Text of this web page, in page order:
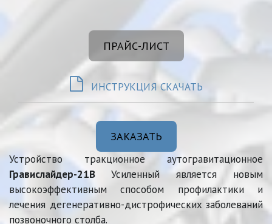
ПРАЙС-ЛИСТ
ИНСТРУКЦИЯ СКАЧАТЬ
ЗАКАЗАТЬ
Устройство тракционное аутогравитационное
Гравислайдер-21ВУсиленный является новым
высокоэффективным способом профилактики и
лечения дегенеративно-дистрофических заболеваний
позвоночного столба.